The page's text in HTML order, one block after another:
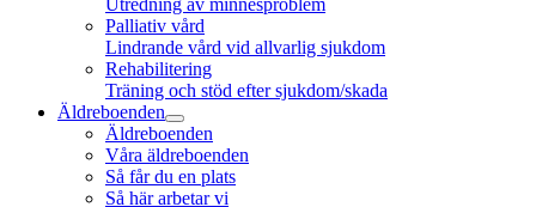
Palliativ vård
Lindrande vård vid allvarlig sjukdom
Rehabilitering
Träning och stöd efter sjukdom/skada
Äldreboenden
Äldreboenden
Våra äldreboenden
Så får du en plats
Så här arbetar vi